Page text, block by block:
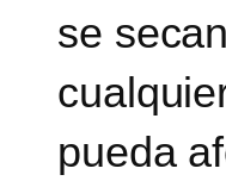
se
pueda